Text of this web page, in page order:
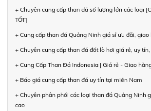
+ Chuyên cung cấp than đá số lượng lớn các loại
TỐT]
+ Cung cấp than đá Quảng Ninh giá sỉ ưu đãi, giao
+ Chuyên cung cấp than đá đốt lò hơi giá rẻ, uy
+ Cung Cấp Than Đá Indonesia | Giá rẻ - Giao
+ Báo giá cung cấp than đá uy tín tại miền Nam
+ Chuyên phân phối các loại than đá Quảng Ninh
cao